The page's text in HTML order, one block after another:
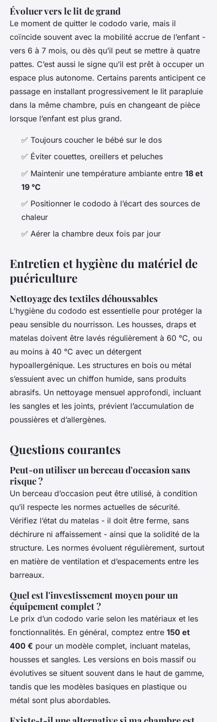
Évoluer vers le lit de grand
Le moment de quitter le cododo varie, mais il
coïncide souvent avec la mobilité accrue de l’enfant -
vers 6 à 7 mois, ou dès qu’il peut se mettre à quatre
pattes. C’est aussi le signe qu’il est prêt à occuper un
espace plus autonome. Certains parents anticipent ce
passage en installant progressivement le lit parapluie
dans la même chambre, puis en changeant de pièce
lorsque l’enfant est plus grand.
✅ Toujours coucher le bébé sur le dos
✅ Éviter couettes, oreillers et peluches
✅ Maintenir une température ambiante entre 18 et
19 °C
✅ Positionner le cododo à l’écart des sources de
chaleur
✅ Aérer la chambre deux fois par jour
Entretien et hygiène du matériel de
puériculture
Nettoyage des textiles déhoussables
L’hygiène du cododo est essentielle pour protéger la
peau sensible du nourrisson. Les housses, draps et
matelas doivent être lavés régulièrement à 60 °C, ou
au moins à 40 °C avec un détergent
hypoallergénique. Les structures en bois ou métal
s’essuient avec un chiffon humide, sans produits
abrasifs. Un nettoyage mensuel approfondi, incluant
les sangles et les joints, prévient l’accumulation de
poussières et d’allergènes.
Questions courantes
Peut-on utiliser un berceau d'occasion sans
risque ?
Un berceau d’occasion peut être utilisé, à condition
qu’il respecte les normes actuelles de sécurité.
Vérifiez l’état du matelas - il doit être ferme, sans
déchirure ni affaissement - ainsi que la solidité de la
structure. Les normes évoluent régulièrement, surtout
en matière de ventilation et d’espacements entre les
barreaux.
Quel est l'investissement moyen pour un
équipement complet ?
Le prix d’un cododo varie selon les matériaux et les
fonctionnalités. En général, comptez entre 150 et
400 € pour un modèle complet, incluant matelas,
housses et sangles. Les versions en bois massif ou
évolutives se situent souvent dans le haut de gamme,
tandis que les modèles basiques en plastique ou
métal sont plus abordables.